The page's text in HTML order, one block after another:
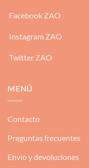
Facebook ZAO
Instagram ZAO
Twitter ZAO
MENÚ
Contacto
Preguntas frecuentes
Envío y devoluciones